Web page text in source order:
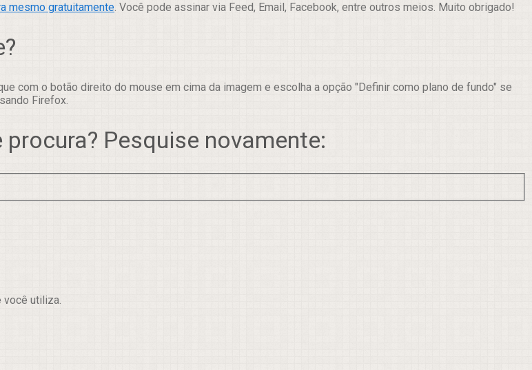
mesmo gratuitamente. Você pode assinar via Feed, Email, Facebook, entre outros meios. Muito obrigado!
com o botão direito do mouse em cima da imagem e escolha a opção "Definir como plano de fundo" se
Firefox.
Pesquise novamente:
você utiliza.